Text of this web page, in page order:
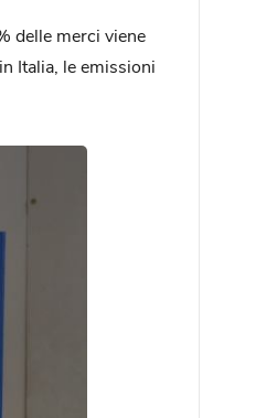
delle merci viene
Italia, le emissioni